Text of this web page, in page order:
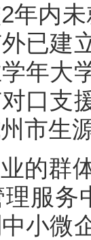
年内
已建
年大
口支
市生
的群
服
小微